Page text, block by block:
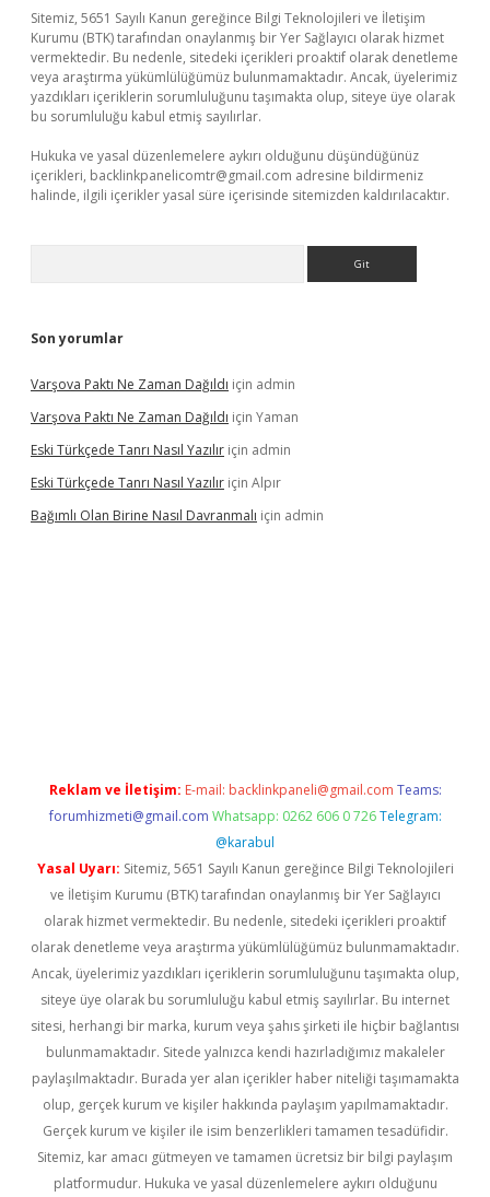
Sitemiz, 5651 Sayılı Kanun gereğince Bilgi Teknolojileri ve İletişim
Kurumu (BTK) tarafından onaylanmış bir Yer Sağlayıcı olarak hizmet
vermektedir. Bu nedenle, sitedeki içerikleri proaktif olarak denetleme
veya araştırma yükümlülüğümüz bulunmamaktadır. Ancak, üyelerimiz
yazdıkları içeriklerin sorumluluğunu taşımakta olup, siteye üye olarak
bu sorumluluğu kabul etmiş sayılırlar.
Hukuka ve yasal düzenlemelere aykırı olduğunu düşündüğünüz
içerikleri, backlinkpanelicomtr@gmail.com adresine bildirmeniz
halinde, ilgili içerikler yasal süre içerisinde sitemizden kaldırılacaktır.
Son yorumlar
Varşova Paktı Ne Zaman Dağıldı için admin
Varşova Paktı Ne Zaman Dağıldı için Yaman
Eski Türkçede Tanrı Nasıl Yazılır için admin
Eski Türkçede Tanrı Nasıl Yazılır için Alpır
Bağımlı Olan Birine Nasıl Davranmalı için admin
Reklam ve İletişim: E-mail: backlinkpaneli@gmail.com Teams:
forumhizmeti@gmail.com Whatsapp: 0262 606 0 726 Telegram:
@karabul
Yasal Uyarı: Sitemiz, 5651 Sayılı Kanun gereğince Bilgi Teknolojileri
ve İletişim Kurumu (BTK) tarafından onaylanmış bir Yer Sağlayıcı
olarak hizmet vermektedir. Bu nedenle, sitedeki içerikleri proaktif
olarak denetleme veya araştırma yükümlülüğümüz bulunmamaktadır.
Ancak, üyelerimiz yazdıkları içeriklerin sorumluluğunu taşımakta olup,
siteye üye olarak bu sorumluluğu kabul etmiş sayılırlar. Bu internet
sitesi, herhangi bir marka, kurum veya şahıs şirketi ile hiçbir bağlantısı
bulunmamaktadır. Sitede yalnızca kendi hazırladığımız makaleler
paylaşılmaktadır. Burada yer alan içerikler haber niteliği taşımamakta
olup, gerçek kurum ve kişiler hakkında paylaşım yapılmamaktadır.
Gerçek kurum ve kişiler ile isim benzerlikleri tamamen tesadüfidir.
Sitemiz, kar amacı gütmeyen ve tamamen ücretsiz bir bilgi paylaşım
platformudur. Hukuka ve yasal düzenlemelere aykırı olduğunu